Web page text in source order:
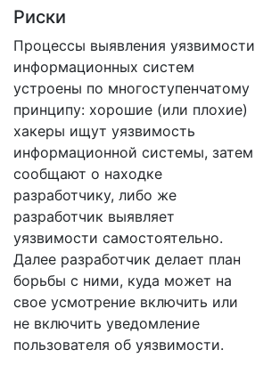
Риски
Процессы выявления уязвимости
информационных систем
устроены по многоступенчатому
принципу: хорошие (или плохие)
хакеры ищут уязвимость
информационной системы, затем
сообщают о находке
разработчику, либо же
разработчик выявляет
уязвимости самостоятельно.
Далее разработчик делает план
борьбы с ними, куда может на
свое усмотрение включить или
не включить уведомление
пользователя об уязвимости.